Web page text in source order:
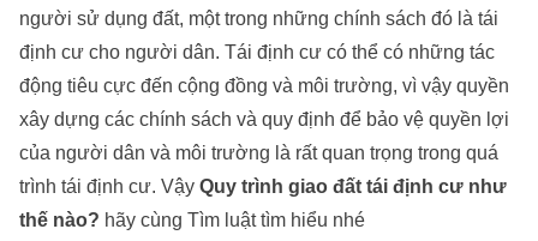
người sử dụng đất, một trong những chính sách đó là tái
định cư cho người dân. Tái định cư có thể có những tác
động tiêu cực đến cộng đồng và môi trường, vì vậy quyền
xây dựng các chính sách và quy định để bảo vệ quyền lợi
của người dân và môi trường là rất quan trọng trong quá
trình tái định cư. Vậy Quy trình giao đất tái định cư như
thế nào? hãy cùng Tìm luậttìm hiểu nhé